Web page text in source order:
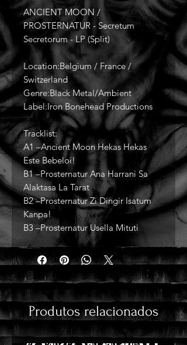
ANCIENT MOON /
PROSTERNATUR - Secretum
Secretorum - LP (Split)
Location:Belgium / France /
Switzerland
Genre:Black Metal/Ambient
Label:Iron Bonehead Productions
Tracklist:
A1 –Ancient Moon Hekas Hekas
Este Bebeloi!
B1 –Prosternatur Ana Harrani Sa
Alaktasa La Tarat
B2 –Prosternatur Zi Dingir Isatum
Kanpa!
B3 –Prosternatur Usella Mituti
Produtos relacionados